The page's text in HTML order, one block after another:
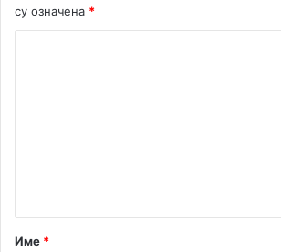
су означена *
р
Име *